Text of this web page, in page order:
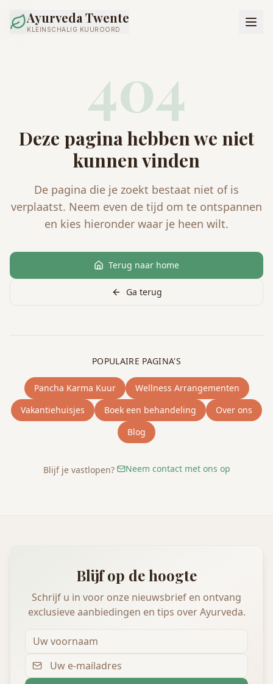
Ayurveda Twente
KLEINSCHALIG KUUROORD
404
Deze pagina hebben we niet
kunnen vinden
De pagina die je zoekt bestaat niet of is
verplaatst. Neem even de tijd om te ontspannen
en kies hieronder waar je heen wilt.
Terug naar home
Ga terug
POPULAIRE PAGINA'S
Pancha Karma Kuur
Wellness Arrangementen
Vakantiehuisjes
Boek een behandeling
Over ons
Blog
Blijf je vastlopen? Neem contact met ons op
Blijf op de hoogte
Schrijf u in voor onze nieuwsbrief en ontvang
exclusieve aanbiedingen en tips over Ayurveda.